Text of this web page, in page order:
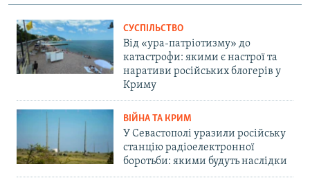
СУСПІЛЬСТВО
Від «ура-патріотизму» до
катастрофи: якими є настрої та
наративи російських блогерів у
Криму
ВІЙНА ТА КРИМ
У Севастополі уразили російську
станцію радіоелектронної
боротьби: якими будуть наслідки